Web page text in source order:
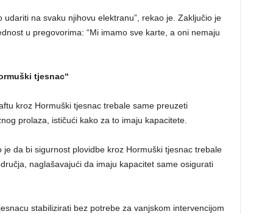
na svaku njihovu elektranu”, rekao je. Zaključio je
u pregovorima: “Mi imamo sve karte, a oni nemaju
tjesnac“
kroz Hormuški tjesnac trebale same preuzeti
prolaza, ističući kako za to imaju kapacitete.
da bi sigurnost plovidbe kroz Hormuški tjesnac trebale
naglašavajući da imaju kapacitet same osigurati
stabilizirati bez potrebe za vanjskom intervencijom